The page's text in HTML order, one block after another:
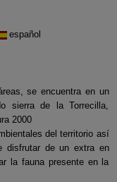
español
se encuentra en un
sierra de la Torrecilla,
2000
del territorio así
disfrutar de un extra en
la fauna presente en la